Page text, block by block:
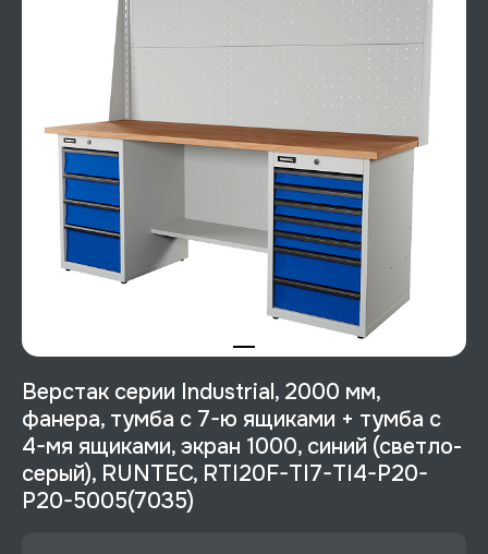
Верстак серии Industrial, 2000 мм,
фанера, тумба с 7-ю ящиками + тумба с
4-мя ящиками, экран 1000, синий (светло-
серый), RUNTEC, RTI20F-TI7-TI4-P20-
P20-5005(7035)